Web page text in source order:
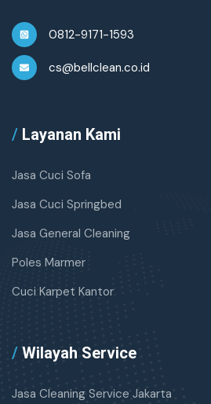
0812-9171-1593
cs@bellclean.co.id
/ Layanan Kami
Jasa Cuci Sofa
Jasa Cuci Springbed
Jasa General Cleaning
Poles Marmer
Cuci Karpet Kantor
/ Wilayah Service
Jasa Cleaning Service Jakarta